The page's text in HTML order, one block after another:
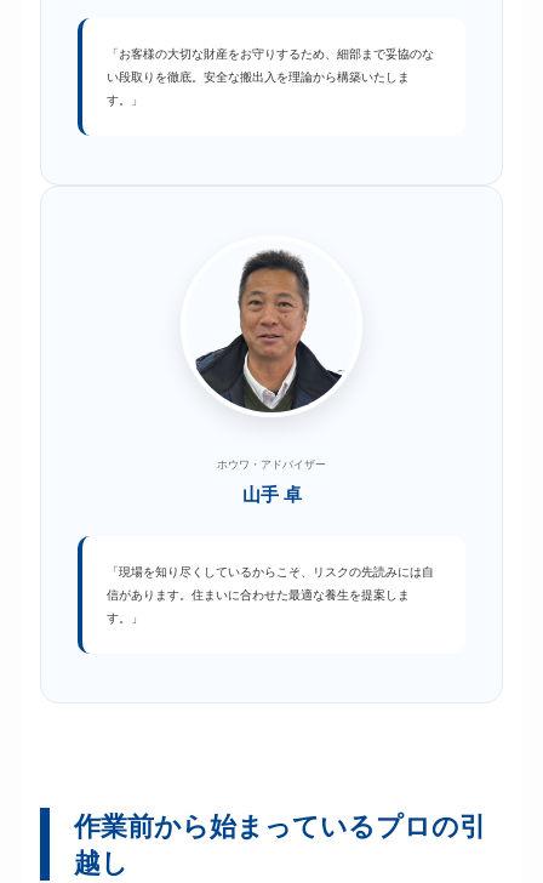
「お客様の大切な財産をお守りするため、細部まで妥協のな
い段取りを徹底。安全な搬出入を理論から構築いたしま
す。」
ホウワ・アドバイザー
山手 卓
「現場を知り尽くしているからこそ、リスクの先読みには自
信があります。住まいに合わせた最適な養生を提案しま
す。」
作業前から始まっているプロの引
越し